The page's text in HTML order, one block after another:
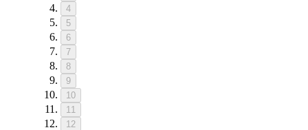
4
5
6
7
8
9
10
11
12